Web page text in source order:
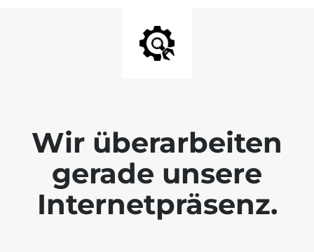
Wir überarbeiten
gerade unsere
Internetpräsenz.